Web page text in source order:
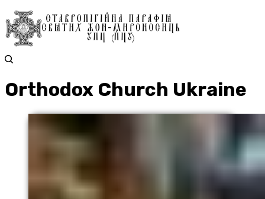
Orthodox Church Ukraine